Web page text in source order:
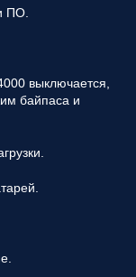
ПО.
выключается,
байпаса и